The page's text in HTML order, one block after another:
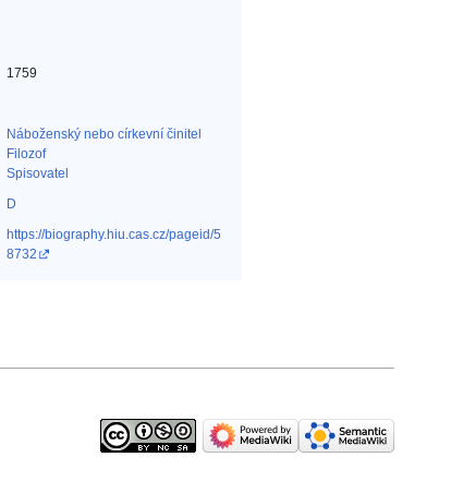
1759
Náboženský nebo církevní činitel‎
Filozof‎
Spisovatel‎
D
https://biography.hiu.cas.cz/pageid/5
8732